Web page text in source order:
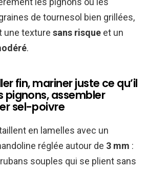
de tournesol bien grillées,
une texture sans risque et un
.
fin, mariner juste ce qu’il
pignons, assembler
sel-poivre
en lamelles avec un
réglée autour de 3 mm :
rubans souples qui se plient sans